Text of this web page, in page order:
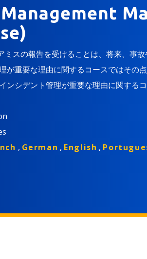
スの報告を受けることは、将来、事
が重要な理由に関するコースではその
ンシデント管理が重要な理由に関する
, German , English ,